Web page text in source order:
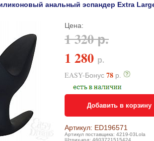
анальный эспандер Extra
Цена:
1 320 р.
1 280 р.
EASY-Бонус 78 р.
Добавить в корзину
Артикул: ED196571
Артикул поставщика: 4219-03Lola
Штрих-код: 4603721515424